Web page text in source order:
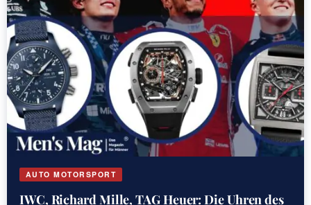
AUTO MOTORSPORT
IWC, Richard Mille, TAG Heuer: Die Uhren des